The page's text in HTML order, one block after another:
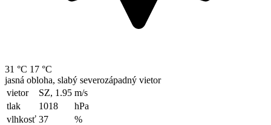
31 °C 17 °C
jasná obloha, slabý severozápadný vietor
vietor
SZ, 1.95 m/s
tlak
1018
hPa
vlhkosť 37 %